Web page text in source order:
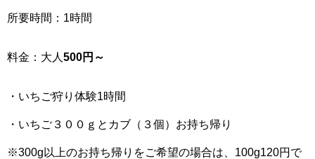
所要時間：1時間
料金：大人 500円～
・いちご狩り体験1時間
・いちご３００ｇとカブ（３個）お持ち帰り
※300g以上のお持ち帰りをご希望の場合は、100g120円で